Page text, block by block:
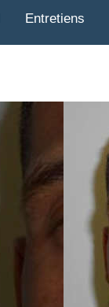
Entretiens